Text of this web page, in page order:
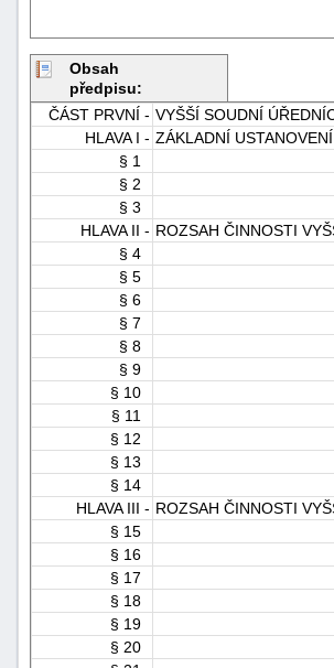
Obsah
předpisu:
ČÁST PRVNÍ - VYŠŠÍ SOUDNÍ
HLAVA I - ZÁKLADNÍ USTANOVENÍ
§ 1
§ 2
§ 3
HLAVA II - ROZSAH ČINNOSTI
§ 4
§ 5
§ 6
§ 7
§ 8
§ 9
§ 10
§ 11
§ 12
§ 13
§ 14
HLAVA III - ROZSAH ČINNOSTI
§ 15
§ 16
§ 17
§ 18
§ 19
§ 20